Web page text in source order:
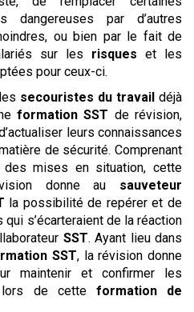
dangereuses par d’autres
ou bien par le fait de
sur les risques et les
pour ceux-ci.
secouristes du travail déjà
formation SST de révision,
leurs connaissances
de sécurité. Comprenant
des mises en situation, cette
donne au sauveteur
la possibilité de repérer et de
s’écarteraient de la réaction
SST. Ayant lieu dans
SST, la révision donne
maintenir et confirmer les
lors de cette formation de